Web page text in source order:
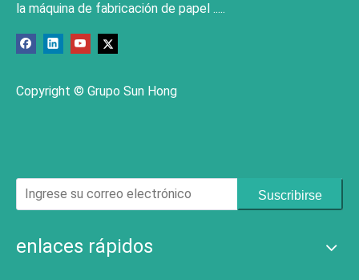
la máquina de fabricación de papel .....
Copyright © Grupo Sun Hong
Suscribirse
enlaces rápidos